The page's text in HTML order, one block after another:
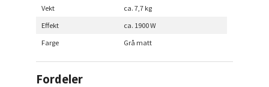
Vekt
ca. 7,7 kg
Effekt
ca. 1900 W
Farge
Grå matt
Fordeler